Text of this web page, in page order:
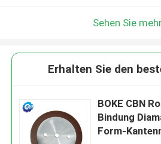
Sehen Sie
Erhalten Sie den
BOKE CBN
Bindung
Form-